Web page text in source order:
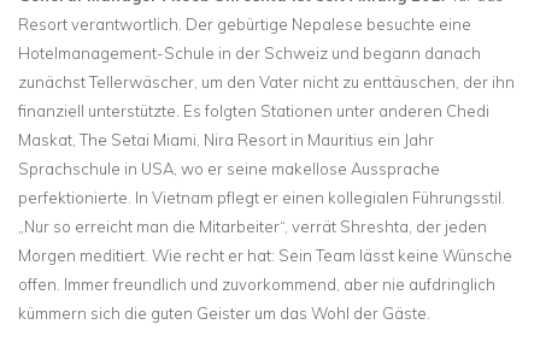
Resort verantwortlich. Der gebürtige Nepalese besuchte eine
Hotelmanagement-Schule in der Schweiz und begann danach
zunächst Tellerwäscher, um den Vater nicht zu enttäuschen, der ihn
finanziell unterstützte. Es folgten Stationen unter anderen Chedi
Maskat, The Setai Miami, Nira Resort in Mauritius ein Jahr
Sprachschule in USA, wo er seine makellose Aussprache
perfektionierte. In Vietnam pflegt er einen kollegialen Führungsstil.
„Nur so erreicht man die Mitarbeiter“, verrät Shreshta, der jeden
Morgen meditiert. Wie recht er hat: Sein Team lässt keine Wünsche
offen. Immer freundlich und zuvorkommend, aber nie aufdringlich
kümmern sich die guten Geister um das Wohl der Gäste.